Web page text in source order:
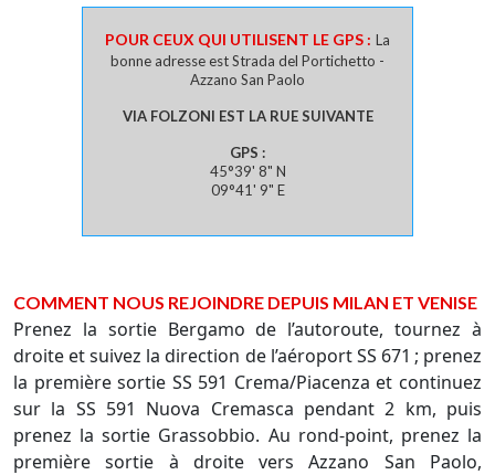
POUR CEUX QUI UTILISENT LE GPS : La
bonne adresse est Strada del Portichetto -
Azzano San Paolo
VIA FOLZONI EST LA RUE SUIVANTE
GPS :
45°39' 8" N
09°41' 9" E
COMMENT NOUS REJOINDRE DEPUIS MILAN ET VENISE
Prenez la sortie Bergamo de l’autoroute, tournez à
droite et suivez la direction de l’aéroport SS 671 ; prenez
la première sortie SS 591 Crema/Piacenza et continuez
sur la SS 591 Nuova Cremasca pendant 2 km, puis
prenez la sortie Grassobbio. Au rond‑point, prenez la
première sortie à droite vers Azzano San Paolo,